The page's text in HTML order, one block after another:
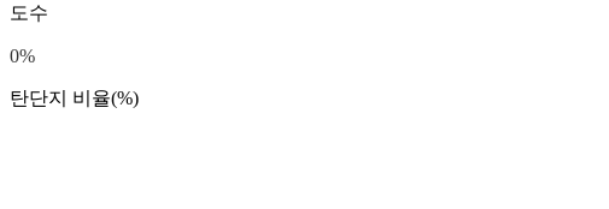
도수
0%
탄단지 비율(%)